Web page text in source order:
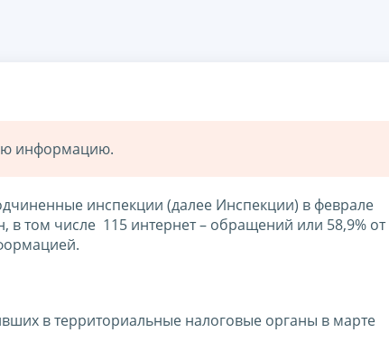
информацию.
инспекции (далее Инспекции) в феврале
в том числе 115 интернет – обращений или 58,9% от
в территориальные налоговые органы в марте